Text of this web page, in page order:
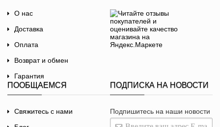
О нас
Доставка
Оплата
Возврат и обмен
Гарантия
Договор-оферта
Политика
конфиденциальности
ПООБЩАЕМСЯ
Свяжитесь с нами
ПОДПИСКА НА НОВОСТИ
Подпишитесь на наши новости